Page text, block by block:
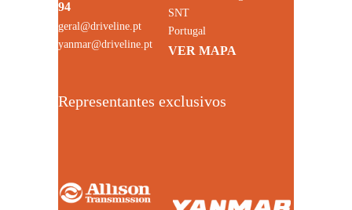
94
geral@driveline.pt
yanmar@driveline.pt
SNT
Portugal
VER MAPA
Representantes exclusivos